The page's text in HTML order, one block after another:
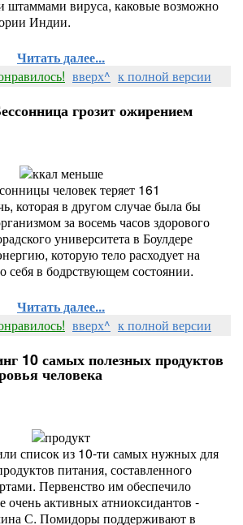
штаммами вируса, каковые возможно
Индии.
Читать далее...
вверх^ к полной версии
грозит ожирением
человек теряет 161
которая в другом случае была бы
за восемь часов здорового
университета в Боулдере
которую тело расходует на
себя в бодрствующем состоянии.
Читать далее...
вверх^ к полной версии
10 самых полезных продуктов
человека
список из 10-ти самых нужных для
питания, составленного
Первенство им обеспечило
очень активных атниоксидантов -
С. Помидоры поддерживают в